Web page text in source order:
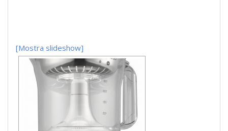
[Mostra slideshow]